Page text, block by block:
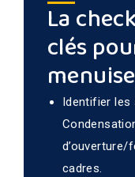
La
clés
Identifier les
d’ouverture/
cadres.